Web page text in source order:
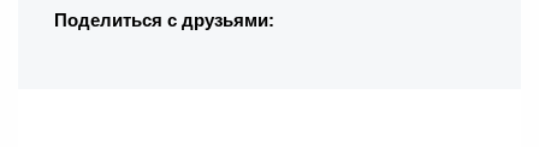
Поделиться с друзьями: